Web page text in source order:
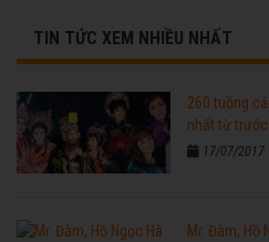
TIN TỨC XEM NHIỀU NHẤT
260 tuồng
nhất từ
17/07/2017
Mr. Đàm, Hồ